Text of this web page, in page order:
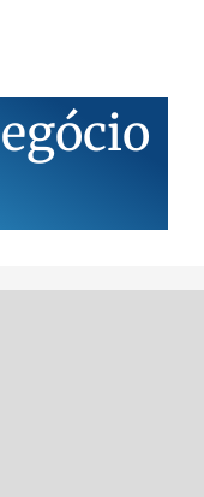
egócio